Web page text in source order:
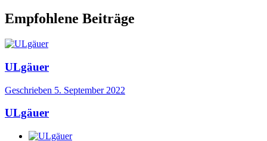
Empfohlene Beiträge
ULgäuer
Geschrieben 5. September 2022
ULgäuer